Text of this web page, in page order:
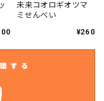
未来コオロギオツマ
ミせんべい
¥260